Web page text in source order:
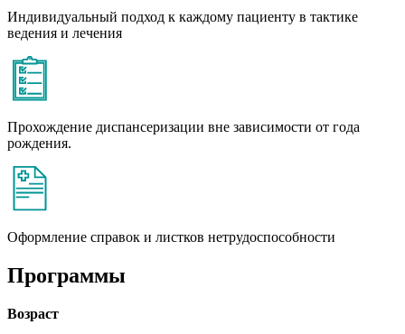
Индивидуальный подход к каждому пациенту в тактике
ведения и лечения
Прохождение диспансеризации вне зависимости от года
рождения.
Оформление справок и листков нетрудоспособности
Программы
Возраст